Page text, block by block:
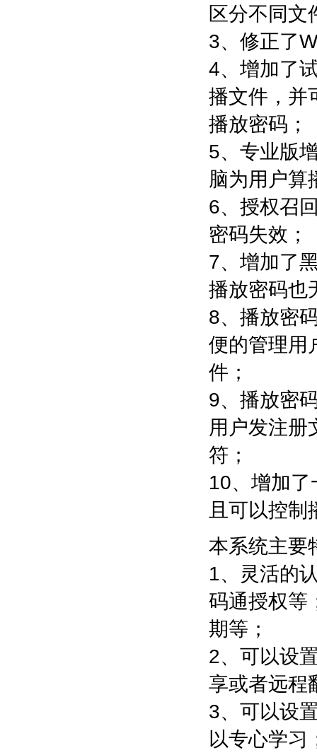
区分不同文
3、修正了
4、增加了
播文件，并
播放密码；
5、专业版
脑为用户算
6、授权召
密码失效；
7、增加了
播放密码也
8、播放密
便的管理用
件；
9、播放密
用户发注册
符；
10、增加
且可以控
本系统主要
1、灵活的
码通授权等
期等；
2、可以设
享或者远程
3、可以设
以专心学习